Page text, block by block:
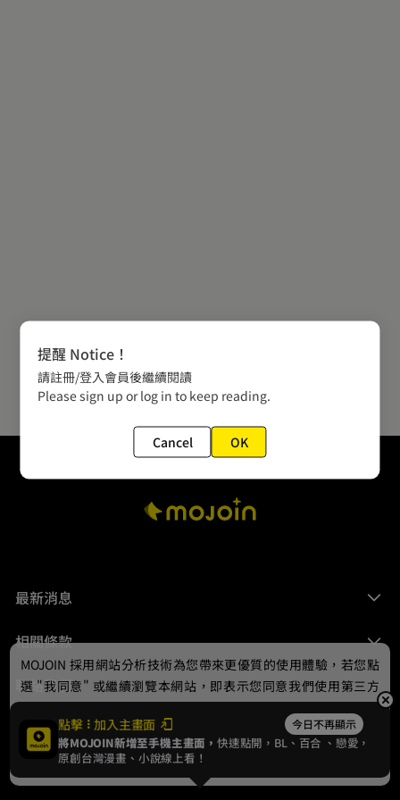
最新消息
相關條款
聯絡我們
© 2024 gamania Digital Entertainment Co., Ltd.
點擊 加入主畫面 今日不再顯示
將MOJOIN新增至手機主畫面，快速點開，BL、 百合 、戀愛，
原創台灣漫畫、小說線上看！
MOJOIN 採用網站分析技術為您帶來更優質的使用體驗，若您點
選 "我同意" 或繼續瀏覽本網站，即表示您同意我們使用第三方
Cookie，欲瞭解更多資訊請見隱私權政策。
我同意
提醒 Notice！
請註冊/登入會員後繼續閱讀
Please sign up or log in to keep reading.
Cancel OK